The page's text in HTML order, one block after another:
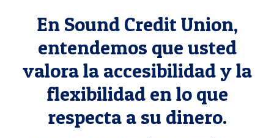
En Sound Credit Union,
entendemos que usted
valora la accesibilidad y la
flexibilidad en lo que
respecta a su dinero.